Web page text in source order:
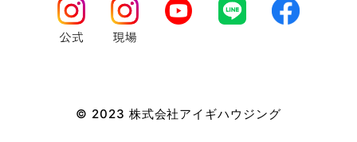
© 2023 株式会社アイギハウジング